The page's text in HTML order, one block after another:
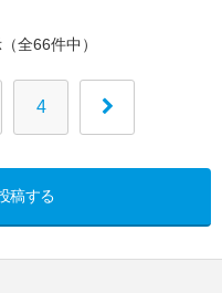
全66件中）
4
稿する